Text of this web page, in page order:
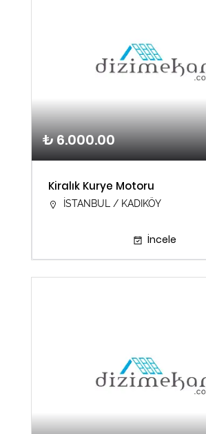
₺ 6.000.00
Kiralık Kurye Motoru
İSTANBUL / KADIKÖY
İncele